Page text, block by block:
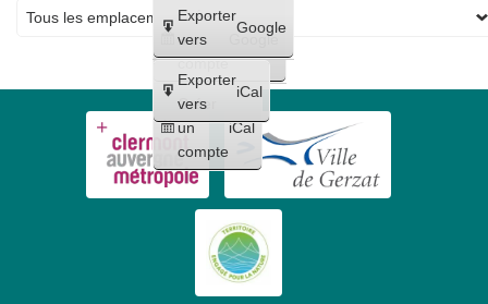
Créer
un
compte
Google
Créer
un
compte
iCal
Exporter
vers
Google
Exporter
vers
iCal